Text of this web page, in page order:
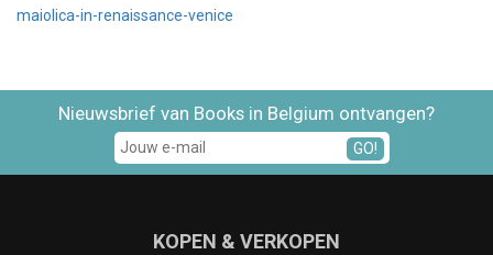
maiolica-in-renaissance-venice
Nieuwsbrief van Books in Belgium ontvangen?
GO!
KOPEN & VERKOPEN